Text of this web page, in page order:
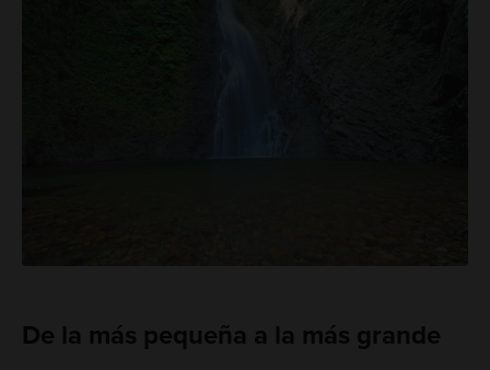
De la más pequeña a la más grande